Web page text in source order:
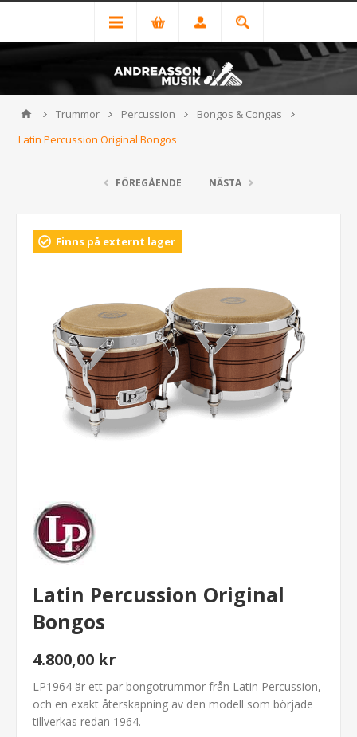
Trummor Percussion
Bongos & Congas
Latin Percussion Original Bongos
FÖREGÅENDE NÄSTA
Finns på externt lager
Latin Percussion Original
Bongos
4.800,00 kr
LP1964 är ett par bongotrummor från Latin Percussion,
och en exakt återskapning av den modell som började
tillverkas redan 1964.